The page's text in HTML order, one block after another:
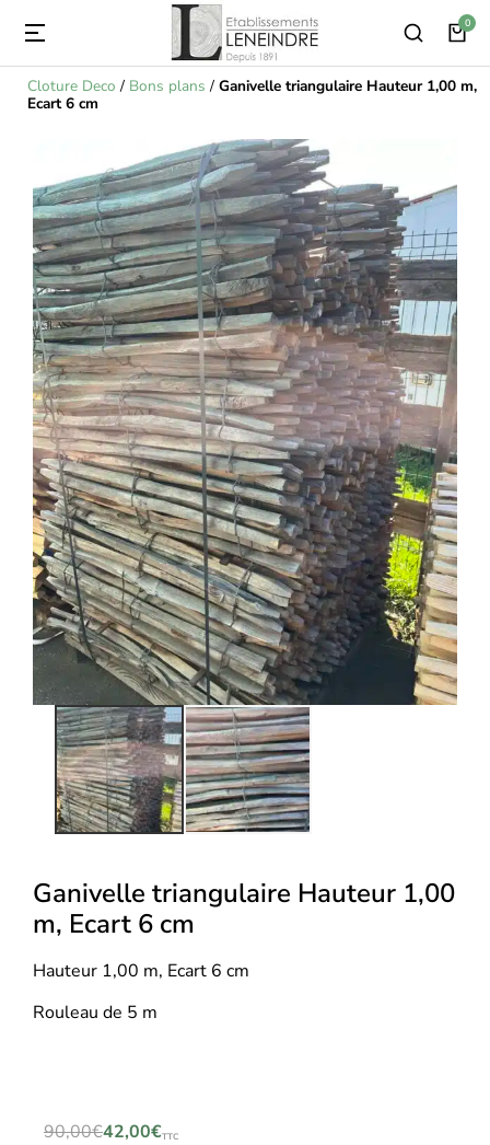
Cloture Deco / Bons plans / Ganivelle triangulaire Hauteur 1,00 m,
Ecart 6 cm
Ganivelle triangulaire Hauteur 1,00
m, Ecart 6 cm
Hauteur 1,00 m, Ecart 6 cm
Rouleau de 5 m
90,00€42,00€TTC